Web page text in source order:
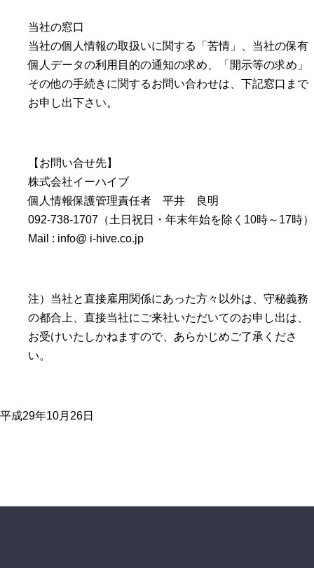
当社の窓口
当社の個人情報の取扱いに関する「苦情」、当社の保有
個人データの利用目的の通知の求め、「開示等の求め」
その他の手続きに関するお問い合わせは、下記窓口まで
お申し出下さい。
【お問い合せ先】
株式会社イーハイブ
個人情報保護管理責任者 平井 良明
092-738-1707（土日祝日・年末年始を除く10時～17時）
Mail : info@ i-hive.co.jp
注）当社と直接雇用関係にあった方々以外は、守秘義務
の都合上、直接当社にご来社いただいてのお申し出は、
お受けいたしかねますので、あらかじめご了承くださ
い。
平成29年10月26日